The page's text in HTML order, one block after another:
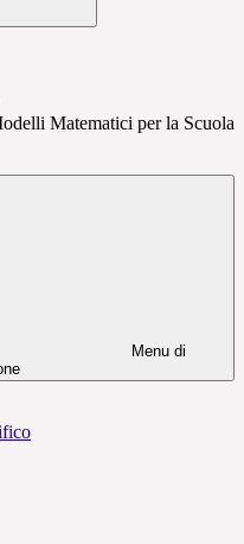
Matematici per la Scuola
Menu di